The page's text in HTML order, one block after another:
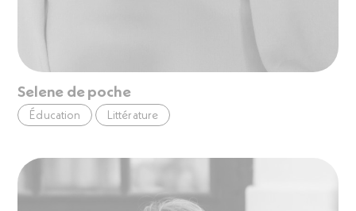
Selene de poche
Éducation Littérature